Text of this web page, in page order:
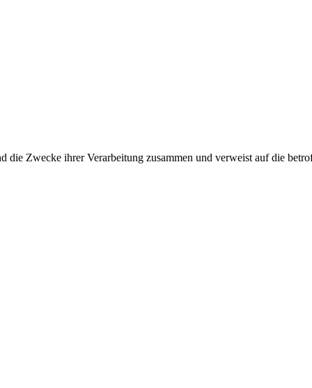
Zwecke ihrer Verarbeitung zusammen und verweist auf die